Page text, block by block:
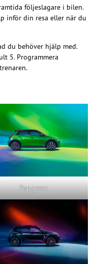
följeslagare i bilen.
inför din resa eller när du
du behöver hjälp med.
5. Programmera
Pop green